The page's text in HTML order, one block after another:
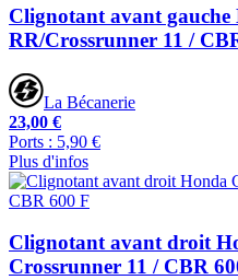
Clignotant avant gauche
RR/Crossrunner 11 /
La Bécanerie
23,00 €
Ports : 5,90 €
Plus d'infos
Clignotant avant droit
Crossrunner 11 / CBR